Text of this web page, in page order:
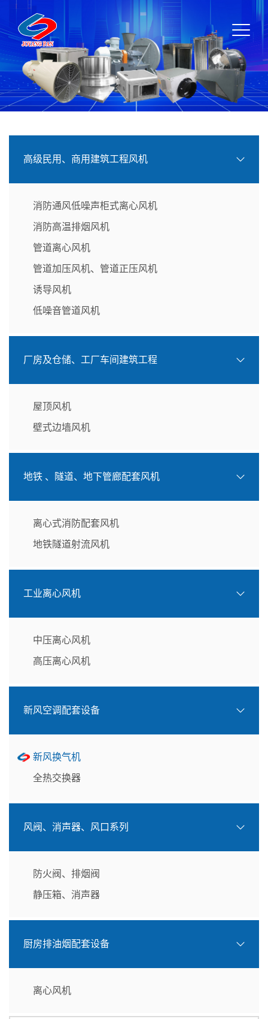
高级民用、商用建筑工程风机
消防通风低噪声柜式离心风机
消防高温排烟风机
管道离心风机
管道加压风机、管道正压风机
诱导风机
低噪音管道风机
厂房及仓储、工厂车间建筑工程
屋顶风机
壁式边墙风机
地铁 、隧道、地下管廊配套风机
离心式消防配套风机
地铁隧道射流风机
工业离心风机
中压离心风机
高压离心风机
新风空调配套设备
新风换气机
全热交换器
风阀、消声器、风口系列
防火阀、排烟阀
静压箱、消声器
厨房排油烟配套设备
离心风机